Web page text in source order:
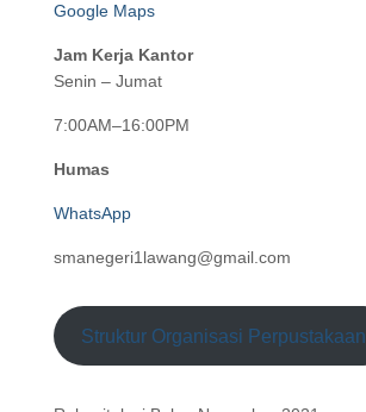
Google Maps
Jam Kerja Kantor
Senin – Jumat
7:00AM–16:00PM
Humas
WhatsApp
smanegeri1lawang@gmail.com
Struktur Organisasi Perpustakaan